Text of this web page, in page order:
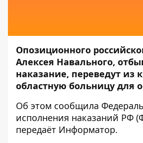
Опозиционного
Алексея Навального,
наказание, переведут из
областную больницу для
Об этом сообщила
исполнения наказаний РФ (
передаёт Информатор.